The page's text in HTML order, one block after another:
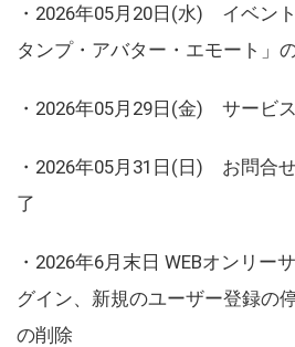
・2026年05月20日(水) イベン
タンプ・アバター・エモート」
・2026年05月29日(金) サービ
・2026年05月31日(日) お問合
了
・2026年6月末日 WEBオンリー
グイン、新規のユーザー登録の
の削除